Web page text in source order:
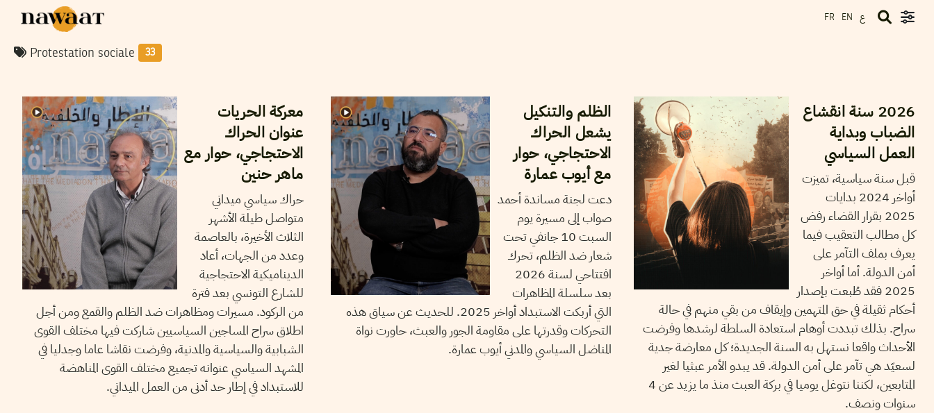
FR EN ع
Protestation sociale 33
معركة الحريات
عنوان الحراك
الاحتجاجي، حوار مع
ماهر حنين
حراك سياسي ميداني
متواصل طيلة الأشهر
الثلاث الأخيرة، بالعاصمة
وعدد من الجهات، أعاد
الديناميكية الاحتجاجية
للشارع التونسي بعد فترة
من الركود. مسيرات ومظاهرات ضد الظلم والقمع ومن أجل
اطلاق سراح المساجين السياسيين شاركت فيها مختلف القوى
الشبابية والسياسية والمدنية، وفرضت نقاشا عاما وجدليا في
المشهد السياسي عنوانه تجميع مختلف القوى المناهضة
للاستبداد في إطار حد أدنى من العمل الميداني.
الظلم والتنكيل
يشعل الحراك
الاحتجاجي، حوار
مع أيوب عمارة
دعت لجنة مساندة أحمد
صواب إلى مسيرة يوم
السبت 10 جانفي تحت
شعار ضد الظلم، تحرك
افتتاحي لسنة 2026
بعد سلسلة المظاهرات
التي أربكت الاستبداد أواخر 2025. للحديث عن سياق هذه
التحركات وقدرتها على مقاومة الجور والعبث، حاورت نواة
المناضل السياسي والمدني أيوب عمارة.
2026 سنة انقشاع
الضباب وبداية
العمل السياسي
قبل سنة سياسية، تميزت
أواخر 2024 بدايات
2025 بقرار القضاء رفض
كل مطالب التعقيب فيما
يعرف بملف التآمر على
أمن الدولة. أما أواخر
2025 فقد طُبعت بإصدار
أحكام ثقيلة في حق المتهمين وإيقاف من بقي منهم في حالة
سراح. بذلك تبددت أوهام استعادة السلطة لرشدها وفرضت
الأحداث واقعا نستهل به السنة الجديدة؛ كل معارضة جدية
لسعيّد هي تآمر على أمن الدولة. قد يبدو الأمر عبثيا لغير
المتابعين، لكننا نتوغل يوميا في بركة العبث منذ ما يزيد عن 4
سنوات ونصف.